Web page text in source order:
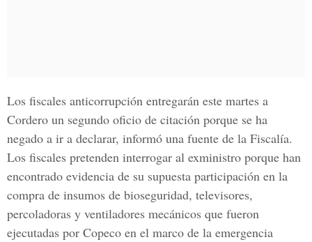
Los fiscales anticorrupción entregarán este martes a
Cordero un segundo oficio de citación porque se ha
negado a ir a declarar, informó una fuente de la Fiscalía.
Los fiscales pretenden interrogar al exministro porque han
encontrado evidencia de su supuesta participación en la
compra de insumos de bioseguridad, televisores,
percoladoras y ventiladores mecánicos que fueron
ejecutadas por Copeco en el marco de la emergencia